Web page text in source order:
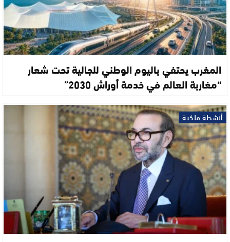
المغرب يحتفي باليوم الوطني للجالية تحت شعار
“مغاربة العالم في خدمة أوراش 2030”
أنشطة ملكية